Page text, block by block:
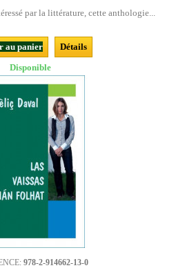
par la littérature, cette anthologie...
au panier
Détails
Disponible
978-2-914662-13-0